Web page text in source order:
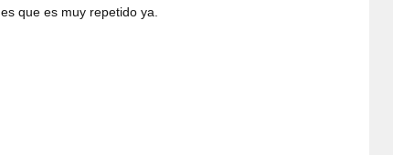
que es muy repetido ya.